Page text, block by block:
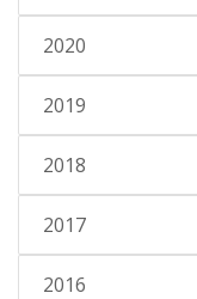
2020
2019
2018
2017
2016